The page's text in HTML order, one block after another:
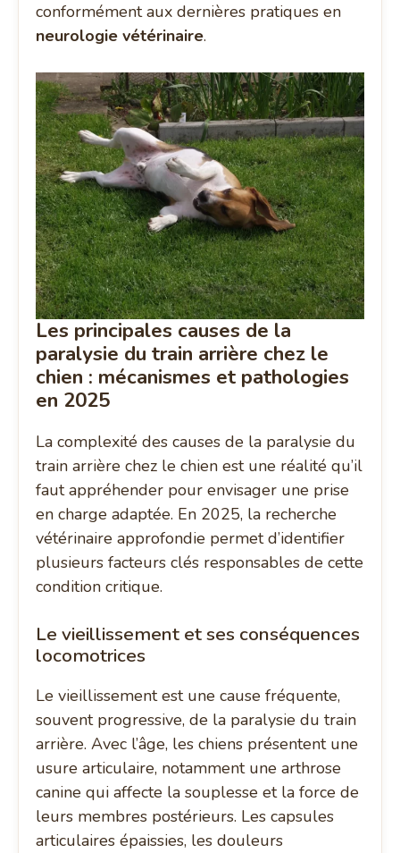
conformément aux dernières pratiques en
neurologie vétérinaire.
Les principales causes de la
paralysie du train arrière chez le
chien : mécanismes et pathologies
en 2025
La complexité des causes de la paralysie du
train arrière chez le chien est une réalité qu’il
faut appréhender pour envisager une prise
en charge adaptée. En 2025, la recherche
vétérinaire approfondie permet d’identifier
plusieurs facteurs clés responsables de cette
condition critique.
Le vieillissement et ses conséquences
locomotrices
Le vieillissement est une cause fréquente,
souvent progressive, de la paralysie du train
arrière. Avec l’âge, les chiens présentent une
usure articulaire, notamment une arthrose
canine qui affecte la souplesse et la force de
leurs membres postérieurs. Les capsules
articulaires épaissies, les douleurs